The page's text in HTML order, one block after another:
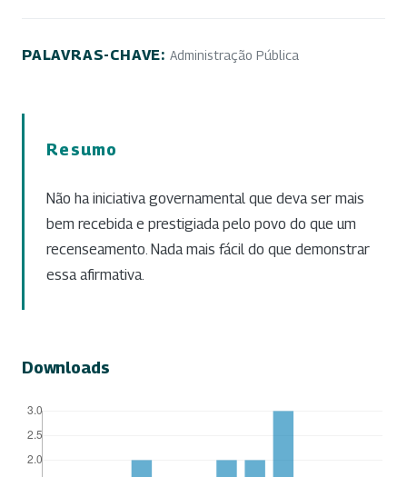
PALAVRAS-CHAVE: Administração Pública
Resumo
Não ha iniciativa governamental que deva ser mais
bem recebida e prestigiada pelo povo do que um
recenseamento. Nada mais fácil do que demonstrar
essa afirmativa.
Downloads